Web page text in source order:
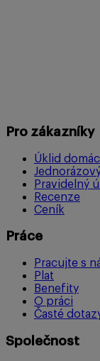
Pro zákazníky
Úklid
Pravidelný
Recenze
Ceník
Práce
Pracujte s
Plat
Benefity
O práci
Časté
Společnost